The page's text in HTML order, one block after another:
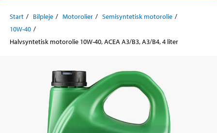
Start Bilpleje Motorolier
Semisyntetisk motorolie
10W-40
Halvsyntetisk motorolie 10W-40, ACEA A3/B3, A3/B4, 4 liter